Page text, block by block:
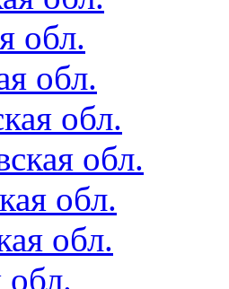
обл.
обл.
обл.
обл.
обл.
обл.
обл.